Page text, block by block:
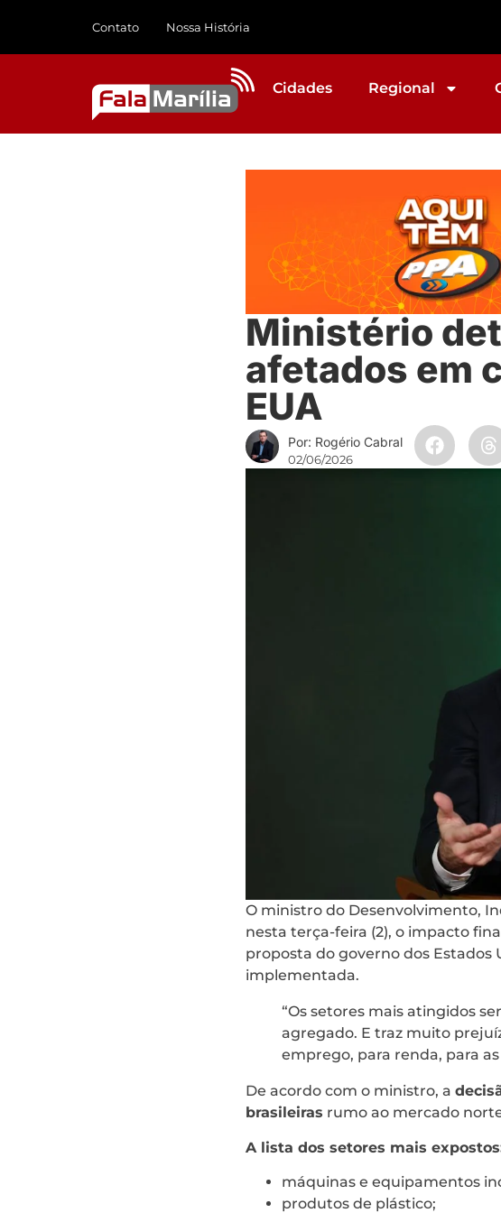
Contato Nossa História
Cidades Regional
Ministério
afetados em
EUA
Por: Rogério Cabral
02/06/2026
O ministro do Desenvolvimento,
nesta terça-feira (2), o impacto
proposta do governo dos Estados
implementada.
“Os setores mais atingidos
agregado. E traz muito
emprego, para renda, para
De acordo com o ministro, a
brasileiras rumo ao mercado
A lista dos setores mais
máquinas e equipamentos
produtos de plástico;